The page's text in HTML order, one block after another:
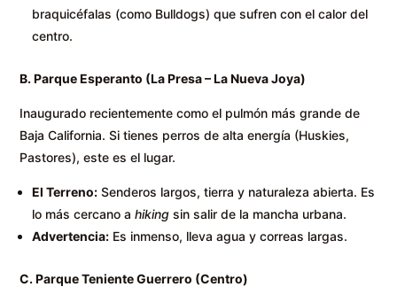
braquicéfalas (como Bulldogs) que sufren con el calor del
centro.
B. Parque Esperanto (La Presa – La Nueva Joya)
Inaugurado recientemente como el pulmón más grande de
Baja California. Si tienes perros de alta energía (Huskies,
Pastores), este es el lugar.
El Terreno: Senderos largos, tierra y naturaleza abierta. Es
lo más cercano ahiking sin salir de la mancha urbana.
Advertencia: Es inmenso, lleva agua y correas largas.
C. Parque Teniente Guerrero (Centro)